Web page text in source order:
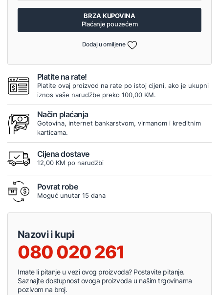
BRZA KUPOVINA
Plaćanje pouzećem
Dodaj u omiljene
Platite na rate!
Platite ovaj proizvod na rate po istoj cijeni, ako je ukupni
iznos vaše narudžbe preko 100,00 KM.
Način plaćanja
Gotovina, internet bankarstvom, virmanom i kreditnim
karticama.
Cijena dostave
12,00 KM po narudžbi
Povrat robe
Moguć unutar 15 dana
Nazovi i kupi
080 020 261
Imate li pitanje u vezi ovog proizvoda? Postavite pitanje.
Saznajte dostupnost ovoga proizvoda u našim trgovinama
pozivom na broj.